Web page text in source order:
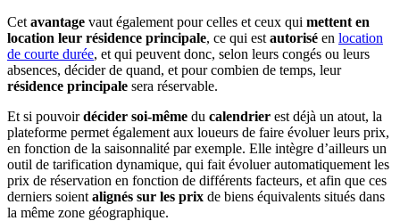
Cet avantage vaut également pour celles et ceux qui mettent en
location leur résidence principale, ce qui est autorisé en location
de courte durée, et qui peuvent donc, selon leurs congés ou leurs
absences, décider de quand, et pour combien de temps, leur
résidence principale sera réservable.
Et si pouvoirdécider soi-même du calendrier est déjà un atout, la
plateforme permet également aux loueurs de faire évoluer leurs prix,
en fonction de la saisonnalité par exemple. Elle intègre d’ailleurs un
outil de tarification dynamique, qui fait évoluer automatiquement les
prix de réservation en fonction de différents facteurs, et afin que ces
derniers soient alignés sur les prix de biens équivalents situés dans
la même zone géographique.